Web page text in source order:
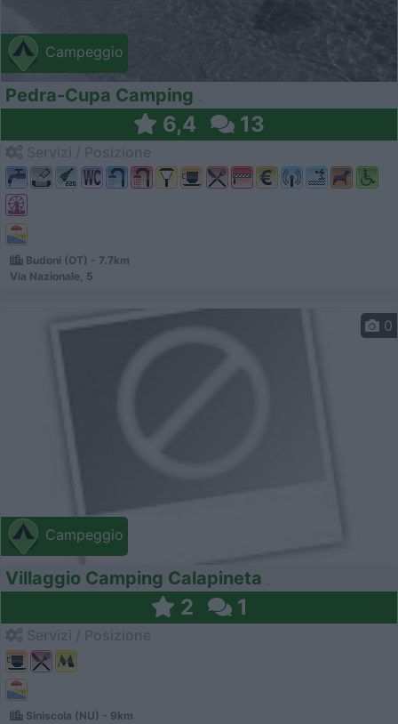
Campeggio
Pedra-Cupa Camping
6,4 13
Budoni (OT) - 7.7km
Via Nazionale, 5
Campeggio
0
Villaggio Camping Calapineta
2 1
Siniscola (NU) - 9km